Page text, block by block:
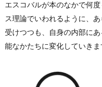
エスコバルが本のなかで何
ス理論でいわれるように、
受けつつも、自身の内部に
能なかたちに変化していきま